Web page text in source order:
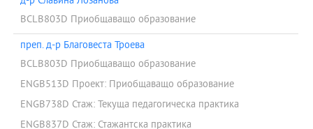
BCLB803D Приобщаващо образование
преп. д-р Благовеста Троева
BCLB803D Приобщаващо образование
ENGB513D Проект: Приобщаващо образование
ENGB738D Стаж: Текуща педагогическа практика
ENGB837D Стаж: Стажантска практика